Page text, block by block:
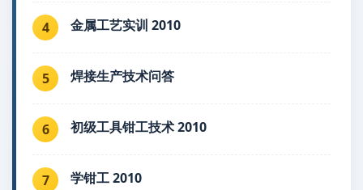
4 金属工艺实训 2010
5 焊接生产技术问答
6 初级工具钳工技术 2010
7 学钳工 2010